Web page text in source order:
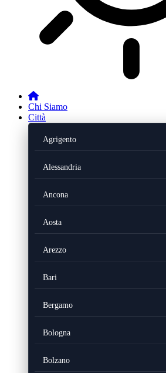
Chi Siamo
Città
Agrigento
Alessandria
Ancona
Aosta
Arezzo
Bari
Bergamo
Bologna
Bolzano